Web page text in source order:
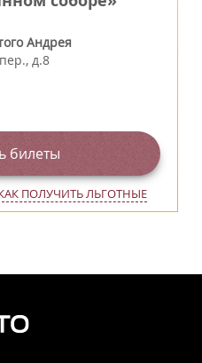
Андрея
д.8
билеты
ПОЛУЧИТЬ ЛЬГОТНЫЕ